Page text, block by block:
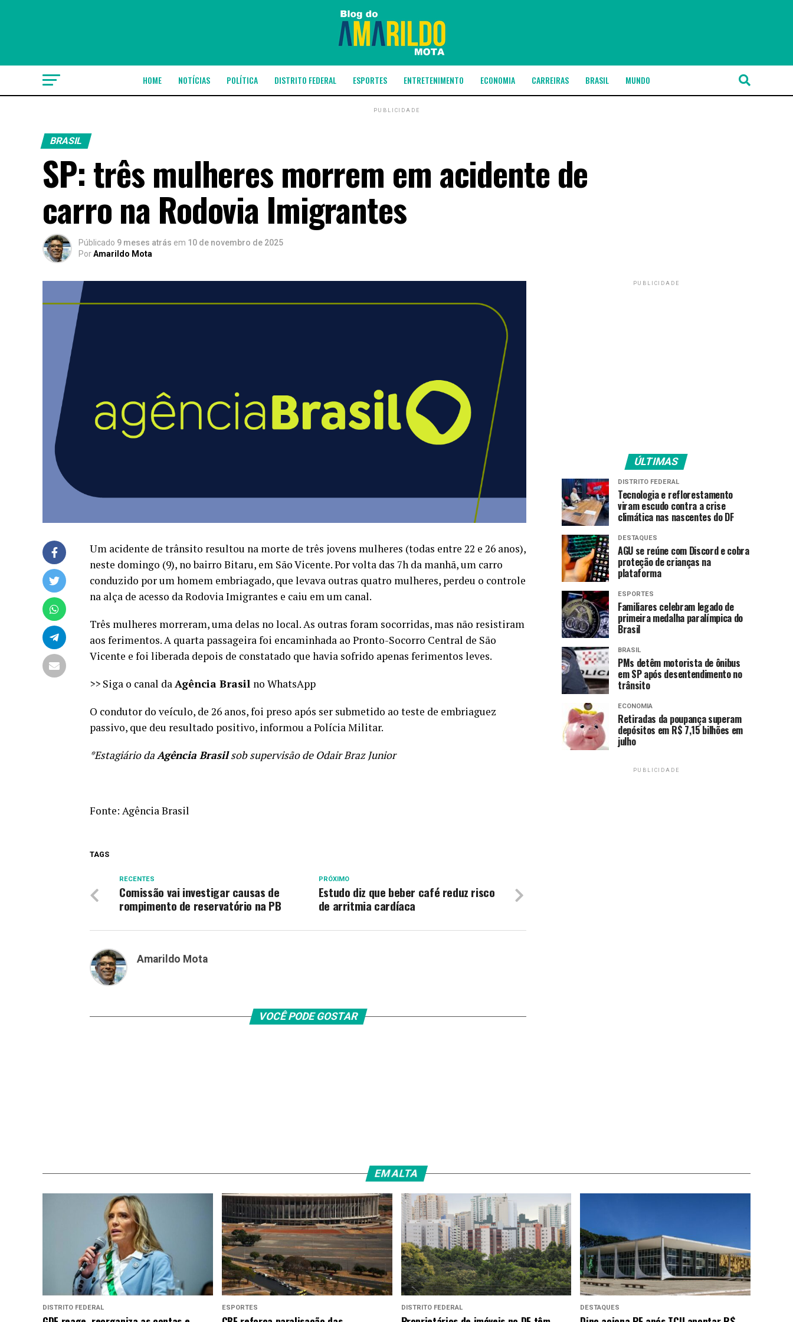
HOME NOTÍCIAS POLÍTICA DISTRITO FEDERAL ESPORTES ENTRETENIMENTO ECONOMIA CARREIRAS BRASIL MUNDO
PUBLICIDADE
BRASIL
SP: três mulheres morrem em acidente de
carro na Rodovia Imigrantes
Públicado 9 meses atrás em 10 de novembro de 2025
PorAmarildo Mota
Um acidente de trânsito resultou na morte de três jovens mulheres (todas entre 22 e 26 anos),
neste domingo (9), no bairro Bitaru, em São Vicente. Por volta das 7h da manhã, um carro
conduzido por um homem embriagado, que levava outras quatro mulheres, perdeu o controle
na alça de acesso da Rodovia Imigrantes e caiu em um canal.
Três mulheres morreram, uma delas no local. As outras foram socorridas, mas não resistiram
aos ferimentos. A quarta passageira foi encaminhada ao Pronto-Socorro Central de São
Vicente e foi liberada depois de constatado que havia sofrido apenas ferimentos leves.
>> Siga o canal daAgência Brasil no WhatsApp
O condutor do veículo, de 26 anos, foi preso após ser submetido ao teste de embriaguez
passivo, que deu resultado positivo, informou a Polícia Militar.
*Estagiário daAgência Brasilsob supervisão de Odair Braz Junior
Fonte: Agência Brasil
TAGS
PRÓXIMO
Estudo diz que beber café reduz risco
de arritmia cardíaca
RECENTES
Comissão vai investigar causas de
rompimento de reservatório na PB
Amarildo Mota
VOCÊ PODE GOSTAR
PUBLICIDADE
ÚLTIMAS
DISTRITO FEDERAL
Tecnologia e reflorestamento
viram escudo contra a crise
climática nas nascentes do DF
DESTAQUES
AGU se reúne com Discord e cobra
proteção de crianças na
plataforma
ESPORTES
Familiares celebram legado de
primeira medalha paralímpica do
Brasil
BRASIL
PMs detêm motorista de ônibus
em SP após desentendimento no
trânsito
ECONOMIA
Retiradas da poupança superam
depósitos em R$ 7,15 bilhões em
julho
PUBLICIDADE
EM ALTA
DISTRITO FEDERAL ESPORTES DISTRITO FEDERAL DESTAQUES